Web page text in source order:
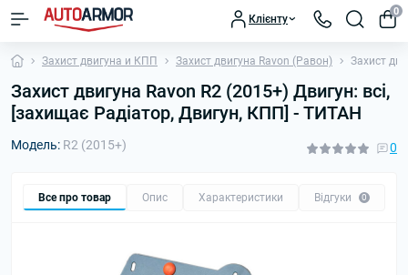
Клієнту
0
Захист двигуна и КПП Захист двигуна Ravon (Равон) Захист
Захист двигуна Ravon R2 (2015+) Двигун: всі,
[захищає Радіатор, Двигун, КПП] - ТИТАН
Модель: R2 (2015+) 0
Все про товар Опис Характеристики Відгуки 0